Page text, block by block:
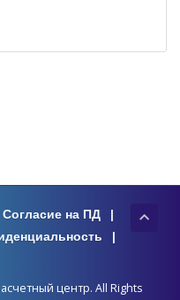
Согласие на ПД
|
|
центр. All Rights